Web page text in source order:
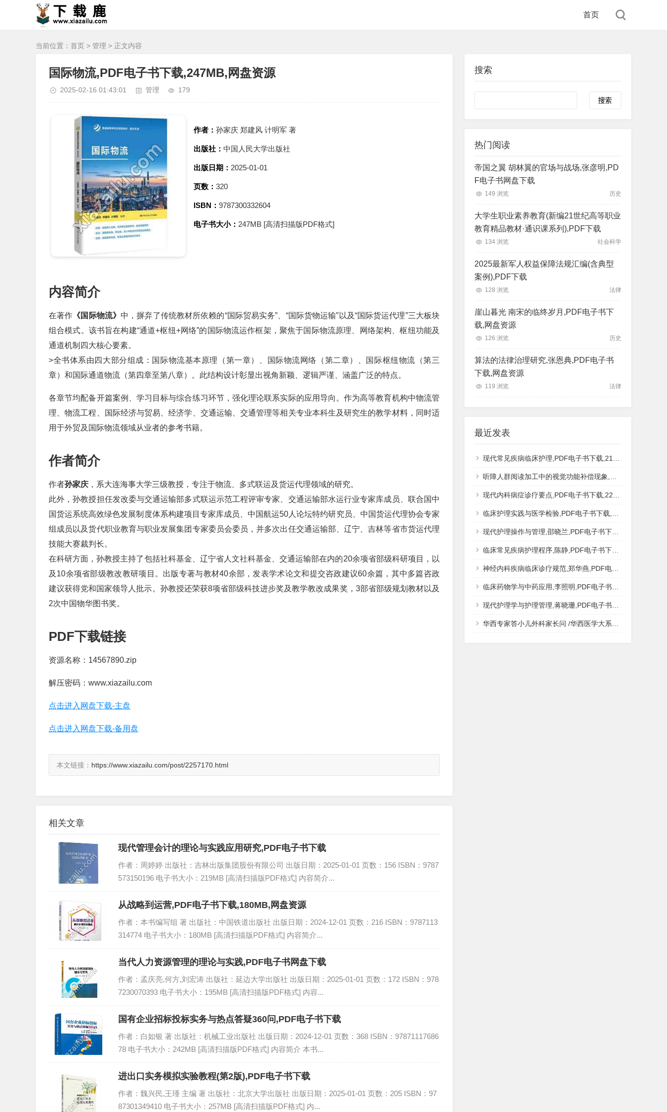
首页
当前位置： 首页 > 管理 > 正文内容
国际物流,PDF电子书下载,247MB,网盘资源
2025-02-16 01:43:01 管理 179
作者：孙家庆 郑建风 计明军 著
出版社：中国人民大学出版社
出版日期： 2025-01-01
页数：320
ISBN：9787300332604
电子书大小： 247MB [高清扫描版PDF格式]
内容简介
在著作 《国际物流》 中，摒弃了传统教材所依赖的“国际贸易实务”、“国际货物运输”以及“国际货运代理”三大板块
组合模式。该书旨在构建“通道+枢纽+网络”的国际物流运作框架，聚焦于国际物流原理、网络架构、枢纽功能及
通道机制四大核心要素。
>全书体系由四大部分组成：国际物流基本原理（第一章）、国际物流网络（第二章）、国际枢纽物流（第三
章）和国际通道物流（第四章至第八章）。此结构设计彰显出视角新颖、逻辑严谨、涵盖广泛的特点。
各章节均配备开篇案例、学习目标与综合练习环节，强化理论联系实际的应用导向。作为高等教育机构中物流管
理、物流工程、国际经济与贸易、经济学、交通运输、交通管理等相关专业本科生及研究生的教学材料，同时适
用于外贸及国际物流领域从业者的参考书籍。
作者简介
作者孙家庆 ，系大连海事大学三级教授，专注于物流、多式联运及货运代理领域的研究。
此外，孙教授担任发改委与交通运输部多式联运示范工程评审专家、交通运输部水运行业专家库成员、联合国中
国货运系统高效绿色发展制度体系构建项目专家库成员、中国航运50人论坛特约研究员、中国货运代理协会专家
组成员以及货代职业教育与职业发展集团专家委员会委员，并多次出任交通运输部、辽宁、吉林等省市货运代理
技能大赛裁判长。
在科研方面，孙教授主持了包括社科基金、辽宁省人文社科基金、交通运输部在内的20余项省部级科研项目，以
及10余项省部级教改教研项目。出版专著与教材40余部，发表学术论文和提交咨政建议60余篇，其中多篇咨政
建议获得党和国家领导人批示。孙教授还荣获8项省部级科技进步奖及教学教改成果奖，3部省部级规划教材以及
2次中国物华图书奖。
PDF下载链接
资源名称：14567890.zip
解压密码：www.xiazailu.com
点击进入网盘下载-主盘
点击进入网盘下载-备用盘
本文链接： https://www.xiazailu.com/post/2257170.html
相关文章
现代管理会计的理论与实践应用研究,PDF电子书下载
作者：周婷婷 出版社：吉林出版集团股份有限公司 出版日期：2025-01-01 页数：156 ISBN：9787
573150196 电子书大小：219MB [高清扫描版PDF格式] 内容简介...
从战略到运营,PDF电子书下载,180MB,网盘资源
作者：本书编写组 著 出版社：中国铁道出版社 出版日期：2024-12-01 页数：216 ISBN：9787113
314774 电子书大小：180MB [高清扫描版PDF格式] 内容简介...
当代人力资源管理的理论与实践,PDF电子书网盘下载
作者：孟庆亮,何方,刘宏涛 出版社：延边大学出版社 出版日期：2025-01-01 页数：172 ISBN：978
7230070393 电子书大小：195MB [高清扫描版PDF格式] 内容...
国有企业招标投标实务与热点答疑360问,PDF电子书下载
作者：白如银 著 出版社：机械工业出版社 出版日期：2024-12-01 页数：368 ISBN：97871117686
78 电子书大小：242MB [高清扫描版PDF格式] 内容简介 本书...
进出口实务模拟实验教程(第2版),PDF电子书下载
作者：魏兴民,王瑾 主编 著 出版社：北京大学出版社 出版日期：2025-01-01 页数：205 ISBN：97
87301349410 电子书大小：257MB [高清扫描版PDF格式] 内...
搜索
Search
热门阅读
帝国之翼 胡林翼的官场与战场,张彦明,PD
F电子书网盘下载
149 浏览 历史
大学生职业素养教育(新编21世纪高等职业
教育精品教材·通识课系列),PDF下载
134 浏览 社会科学
2025最新军人权益保障法规汇编(含典型
案例),PDF下载
128 浏览 法律
崖山暮光 南宋的临终岁月,PDF电子书下
载,网盘资源
126 浏览 历史
算法的法律治理研究,张恩典,PDF电子书
下载,网盘资源
119 浏览 法律
最近发表
现代常见疾病临床护理,PDF电子书下载,217MB,网盘资源
听障人群阅读加工中的视觉功能补偿现象,秦钊,PDF电子书下载,网盘资源
现代内科病症诊疗要点,PDF电子书下载,223MB,网盘资源
临床护理实践与医学检验,PDF电子书下载,193MB,网盘资源
现代护理操作与管理,邵晓兰,PDF电子书下载,242MB,网盘资源
临床常见疾病护理程序,陈静,PDF电子书下载,185MB,网盘资源
神经内科疾病临床诊疗规范,郑华燕,PDF电子书下载,188MB,网盘资源
临床药物学与中药应用,李照明,PDF电子书下载,202MB,网盘资源
现代护理学与护理管理,蒋晓珊,PDF电子书下载,223MB,网盘资源
华西专家答小儿外科家长问 /华西医学大系?医学科普,PDF电子书网盘下载